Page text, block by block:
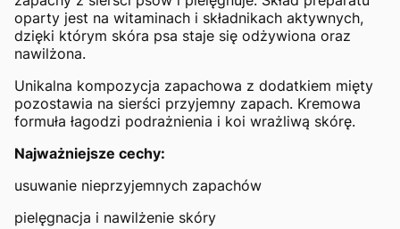
oparty jest na witaminach i składnikach aktywnych,
dzięki którym skóra psa staje się odżywiona oraz
nawilżona.
Unikalna kompozycja zapachowa z dodatkiem mięty
pozostawia na sierści przyjemny zapach. Kremowa
formuła łagodzi podrażnienia i koi wrażliwą skórę.
Najważniejsze cechy:
usuwanie nieprzyjemnych zapachów
pielęgnacja i nawilżenie skóry